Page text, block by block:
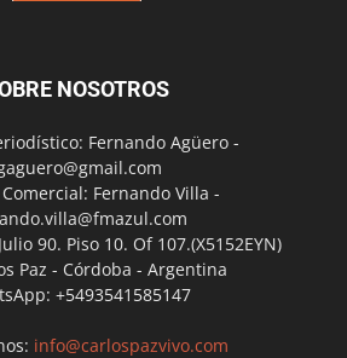
NOSOTROS
Fernando Agüero -
Fernando Villa -
90. Piso 10. Of 107.(X5152EYN)
Paz - Córdoba - Argentina
+5493541585147
info@carlospazvivo.com